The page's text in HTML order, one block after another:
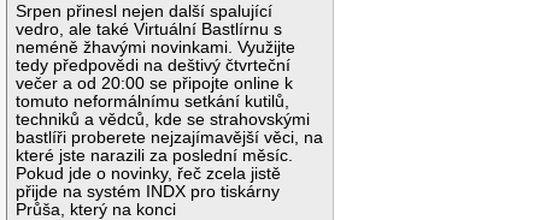
Srpen přinesl nejen další spalující
vedro, ale také Virtuální Bastlírnu s
neméně žhavými novinkami. Využijte
tedy předpovědi na deštivý čtvrteční
večer a od 20:00 se připojte online k
tomuto neformálnímu setkání kutilů,
techniků a vědců, kde se strahovskými
bastlíři proberete nejzajímavější věci, na
které jste narazili za poslední měsíc.
Pokud jde o novinky, řeč zcela jistě
přijde na systém INDX pro tiskárny
Průša, který na konci